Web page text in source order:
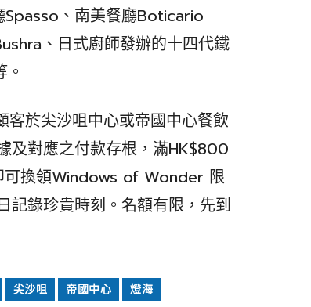
、南美餐廳Boticario
、日式廚師發辦的十四代鐵
於尖沙咀中心或帝國中心餐飲
及對應之付款存根，滿HK$800
換領Windows of Wonder 限
記錄珍貴時刻。名額有限，先到
尖沙咀 帝國中心 燈海